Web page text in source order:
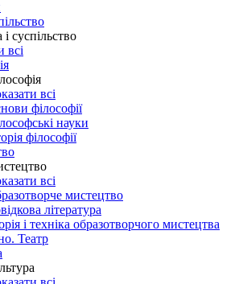
суспільство
всі
всі
філософії
науки
філософії
всі
мистецтво
література
і техніка образотворчого мистецтва
Театр